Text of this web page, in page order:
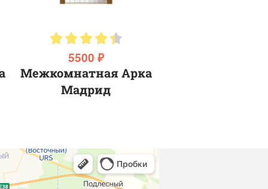
5500 ₽
Межкомнатная Арка
Мадрид